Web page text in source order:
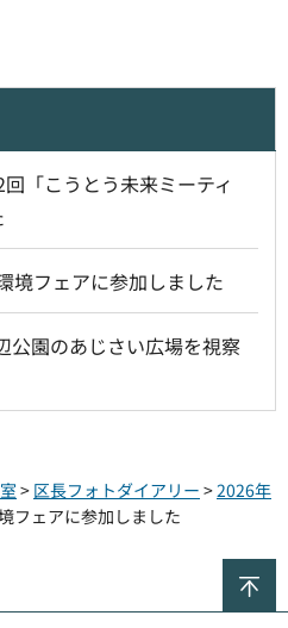
「こうとう未来ミーティ
境フェアに参加しました
公園のあじさい広場を視察
> 区長フォトダイアリー >2026年
フェアに参加しました